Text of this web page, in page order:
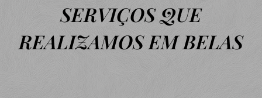
SERVIÇOS QUE
REALIZAMOS EM BELAS